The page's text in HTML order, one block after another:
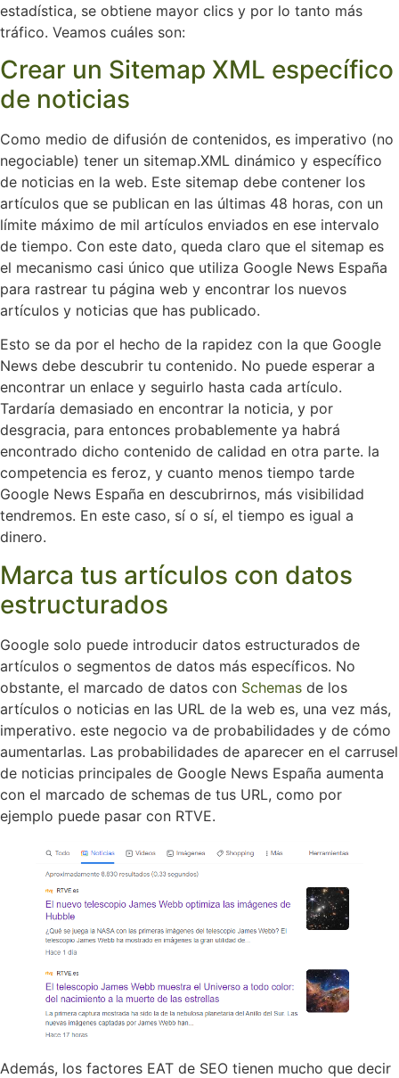
estadística, se obtiene mayor clics y por lo tanto más
tráfico. Veamos cuáles son:
Crear un Sitemap XML específico
de noticias
Como medio de difusión de contenidos, es imperativo (no
negociable) tener un sitemap.XML dinámico y específico
de noticias en la web. Este sitemap debe contener los
artículos que se publican en las últimas 48 horas, con un
límite máximo de mil artículos enviados en ese intervalo
de tiempo. Con este dato, queda claro que el sitemap es
el mecanismo casi único que utiliza Google News España
para rastrear tu página web y encontrar los nuevos
artículos y noticias que has publicado.
Esto se da por el hecho de la rapidez con la que Google
News debe descubrir tu contenido. No puede esperar a
encontrar un enlace y seguirlo hasta cada artículo.
Tardaría demasiado en encontrar la noticia, y por
desgracia, para entonces probablemente ya habrá
encontrado dicho contenido de calidad en otra parte. la
competencia es feroz, y cuanto menos tiempo tarde
Google News España en descubrirnos, más visibilidad
tendremos. En este caso, sí o sí, el tiempo es igual a
dinero.
Marca tus artículos con datos
estructurados
Google solo puede introducir datos estructurados de
artículos o segmentos de datos más específicos. No
obstante, el marcado de datos con Schemas de los
artículos o noticias en las URL de la web es, una vez más,
imperativo. este negocio va de probabilidades y de cómo
aumentarlas. Las probabilidades de aparecer en el carrusel
de noticias principales de Google News España aumenta
con el marcado de schemas de tus URL, como por
ejemplo puede pasar con RTVE.
Además, los factores EAT de SEO tienen mucho que decir